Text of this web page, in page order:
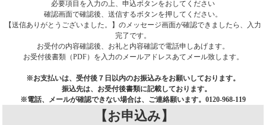
必要項目を入力の上、申込ボタンをおしてください
確認画面で確認後、送信するボタンを押してください。
【送信ありがとうございました。】のメッセージ画面が確認できましたら、入力
完了です。
お受付の内容確認後、お礼と内容確認で電話申しあげます。
お受付後書類（PDF）を入力のメールアドレスあてメール致します。
※お支払いは、受付後７日以内のお振込みをお願いしております。
振込先は、お受付後書類に記載しております。
※電話、メールが確認できない場合は、ご連絡願います。0120-968-119
【お申込み】